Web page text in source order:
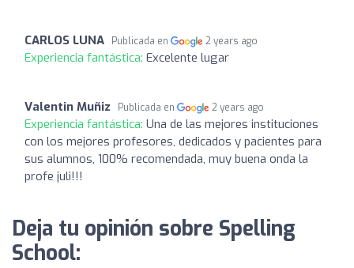
CARLOS LUNA Publicada en 2 years ago
Experiencia fantástica: Excelente lugar
Valentin Muñiz Publicada en 2 years ago
Experiencia fantástica: Una de las mejores instituciones
con los mejores profesores, dedicados y pacientes para
sus alumnos, 100% recomendada, muy buena onda la
profe juli!!!
Deja tu opinión sobre Spelling
School: